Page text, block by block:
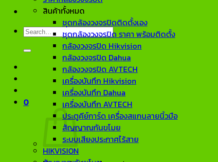
Search
0
สินค้าทั้งหมด
ชุดกล้องวงจรปิดติดตั้งเอง
ชุดกล้องวงจรปิด ราคา พร้อมติดตั้ง
กล้องวงจรปิด Hikvision
กล้องวงจรปิด Dahua
กล้องวงจรปิด AVTECH
เครื่องบันทึก Hikvision
เครื่องบันทึก Dahua
เครื่องบันทึก AVTECH
ประตูคีย์การ์ด เครื่องสแกนลายนิ้วมือ
สัญญาณกันขโมย
ระบบเสียงประกาศไร้สาย
HIKVISION